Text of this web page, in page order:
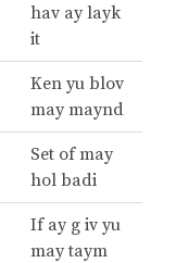
hav ay layk
it
Ken yu blov
may maynd
Set of may
hol badi
If ay g iv yu
may taym